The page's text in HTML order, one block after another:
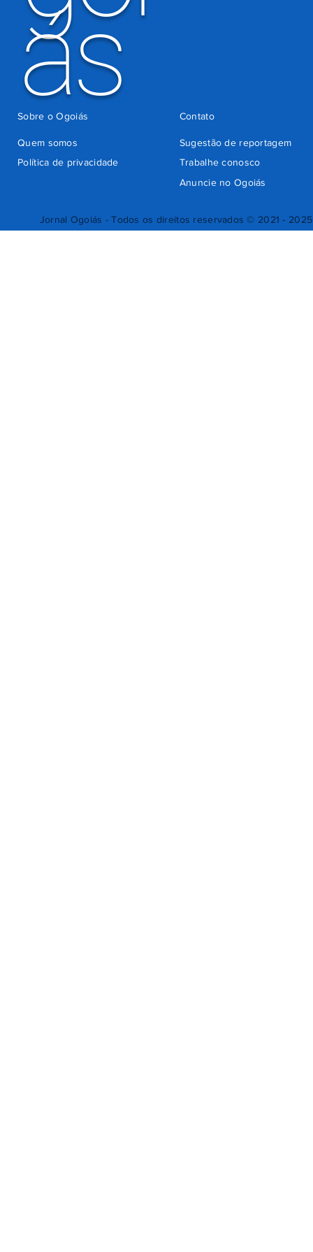
Jornal Ogoiás - Todos os direitos reservados © 2021 - 2025
ás
Quem somos
Sugestão de reportagem
Trabalhe conosco
Política de privacidade
Anuncie no Ogoiás
Contato
Sobre o Ogoiás